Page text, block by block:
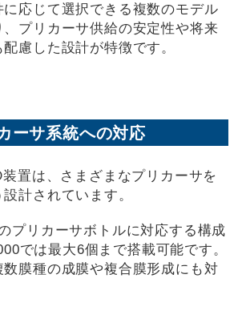
応じて選択できる複数のモデル
、プリカーサ供給の安定性や将来
慮した設計が特徴です。
ーサ系統への対応
置は、さまざまなプリカーサを
計されています。
プリカーサボトルに対応する構成
では最大6個まで搭載可能です。
数膜種の成膜や複合膜形成にも対